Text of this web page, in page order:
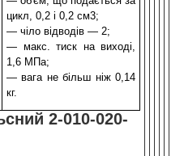
цикл, 0,2 і 0,2 см3;
— чіло відводів — 2;
— макс. тиск на виході,
1,6 МПа;
— вага не більш ніж 0,14
кг.
2-010-020-